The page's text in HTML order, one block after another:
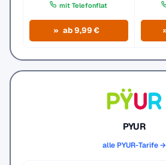
mit Telefonflat
ab 9,99 €
PYUR
alle PYUR-Tarife →